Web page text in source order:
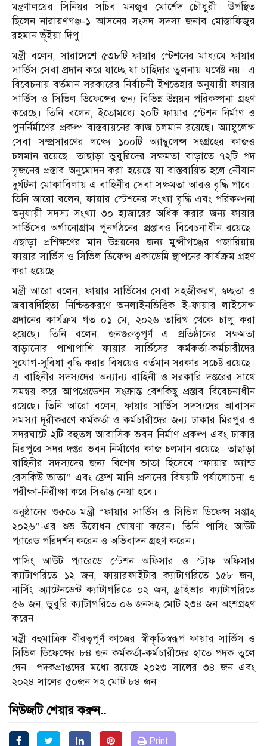
মন্ত্রণালয়ের সিনিয়র সচিব মনজুর মোর্শেদ চৌধুরী। উপস্থিত
ছিলেন নারায়ণগঞ্জ-১ আসনের সংসদ সদস্য জনাব মোস্তাফিজুর
রহমান ভূঁইয়া দিপু।
মন্ত্রী বলেন, সারাদেশে ৫৩৮টি ফায়ার স্টেশনের মাধ্যমে ফায়ার
সার্ভিস সেবা প্রদান করে যাচ্ছে যা চাহিদার তুলনায় যথেষ্ট নয়। এ
বিবেচনায় বর্তমান সরকারের নির্বাচনী ইশতেহার অনুযায়ী ফায়ার
সার্ভিস ও সিভিল ডিফেন্সের জন্য বিভিন্ন উন্নয়ন পরিকল্পনা গ্রহণ
করেছে। তিনি বলেন, ইতোমধ্যে ২০টি ফায়ার স্টেশন নির্মাণ ও
পুনর্নির্মাণের প্রকল্প বাস্তবায়নের কাজ চলমান রয়েছে। অ্যাম্বুলেন্স
সেবা সম্প্রসারণের লক্ষ্যে ১০০টি অ্যাম্বুলেন্স সংগ্রহের কাজও
চলমান রয়েছে। তাছাড়া ডুবুরিদের সক্ষমতা বাড়াতে ৭২টি পদ
সৃজনের প্রস্তাব অনুমোদন করা হয়েছে যা বাস্তবায়িত হলে নৌযান
দুর্ঘটনা মোকাবিলায় এ বাহিনীর সেবা সক্ষমতা আরও বৃদ্ধি পাবে।
তিনি আরো বলেন, ফায়ার স্টেশনের সংখ্যা বৃদ্ধি এবং পরিকল্পনা
অনুযায়ী সদস্য সংখ্যা ৩০ হাজারের অধিক করার জন্য ফায়ার
সার্ভিসের অর্গানোগ্রাম পুনর্গঠনের প্রস্তাবও বিবেচনাধীন রয়েছে।
এছাড়া প্রশিক্ষণের মান উন্নয়নের জন্য মুন্সীগঞ্জের গজারিয়ায়
ফায়ার সার্ভিস ও সিভিল ডিফেন্স একাডেমি স্থাপনের কার্যক্রম গ্রহণ
করা হয়েছে।
মন্ত্রী আরো বলেন, ফায়ার সার্ভিসের সেবা সহজীকরণ, স্বচ্ছতা ও
জবাবদিহিতা নিশ্চিতকরণে অনলাইনভিত্তিক ই-ফায়ার লাইসেন্স
প্রদানের কার্যক্রম গত ০১ মে, ২০২৬ তারিখ থেকে চালু করা
হয়েছে। তিনি বলেন, জনগুরুত্বপূর্ণ এ প্রতিষ্ঠানের সক্ষমতা
বাড়ানোর পাশাপাশি ফায়ার সার্ভিসের কর্মকর্তা-কর্মচারীদের
সুযোগ-সুবিধা বৃদ্ধি করার বিষয়েও বর্তমান সরকার সচেষ্ট রয়েছে।
এ বাহিনীর সদস্যদের অন্যান্য বাহিনী ও সরকারি দপ্তরের সাথে
সমন্বয় করে আপগ্রেডেশন সংক্রান্ত বেশকিছু প্রস্তাব বিবেচনাধীন
রয়েছে। তিনি আরো বলেন, ফায়ার সার্ভিস সদস্যদের আবাসন
সমস্যা দূরীকরণে কর্মকর্তা ও কর্মচারীদের জন্য ঢাকার মিরপুর ও
সদরঘাটে ২টি বহুতল আবাসিক ভবন নির্মাণ প্রকল্প এবং ঢাকার
মিরপুরে সদর দপ্তর ভবন নির্মাণের কাজ চলমান রয়েছে। তাছাড়া
বাহিনীর সদস্যদের জন্য বিশেষ ভাতা হিসেবে “ফায়ার অ্যান্ড
রেসকিউ ভাতা” এবং ফ্রেশ মানি প্রদানের বিষয়টি পর্যালোচনা ও
পরীক্ষা-নিরীক্ষা করে সিদ্ধান্ত নেয়া হবে।
অনুষ্ঠানের শুরুতে মন্ত্রী “ফায়ার সার্ভিস ও সিভিল ডিফেন্স সপ্তাহ
২০২৬”-এর শুভ উদ্বোধন ঘোষণা করেন। তিনি পাসিং আউট
প্যারেড পরিদর্শন করেন ও অভিবাদন গ্রহণ করেন।
পাসিং আউট প্যারেডে স্টেশন অফিসার ও স্টাফ অফিসার
ক্যাটাগরিতে ১২ জন, ফায়ারফাইটার ক্যাটাগরিতে ১৫৮ জন,
নার্সিং অ্যাটেনডেন্ট ক্যাটাগরিতে ০২ জন, ড্রাইভার ক্যাটাগরিতে
৫৬ জন, ডুবুরি ক্যাটাগরিতে ০৬ জনসহ মোট ২৩৪ জন অংশগ্রহণ
করেন।
মন্ত্রী বহুমাত্রিক বীরত্বপূর্ণ কাজের স্বীকৃতিস্বরূপ ফায়ার সার্ভিস ও
সিভিল ডিফেন্সের ৮৪ জন কর্মকর্তা-কর্মচারীদের হাতে পদক তুলে
দেন। পদকপ্রাপ্তদের মধ্যে রয়েছে ২০২৩ সালের ৩৪ জন এবং
২০২৪ সালের ৫০জন সহ মোট ৮৪ জন।
নিউজটি শেয়ার করুন..
Print